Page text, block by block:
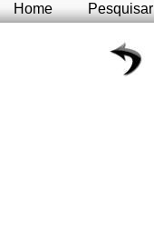
Home Pesquisar